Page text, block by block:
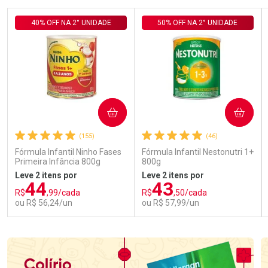
(155)
Fórmula Infantil Ninho Fases
Primeira Infância 800g
40% OFF NA 2° UNIDADE
Leve 2 itens por
R$44,99/cada
ou R$ 56,24/un
COMPRAR
(46)
Fórmula Infantil Nestonutri 1+
800g
50% OFF NA 2° UNIDADE
Leve 2 itens por
R$43,50/cada
ou R$ 57,99/un
COMPRAR
Laboratório
Por Menos